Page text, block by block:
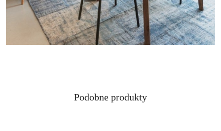
Pomiń karuzelę produktów
Produkty
Podobne produkty